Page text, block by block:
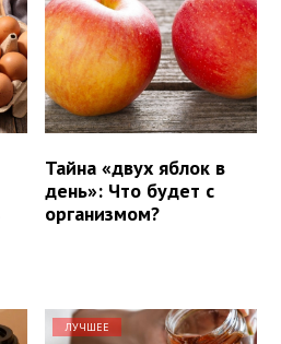
Тайна «двух яблок в
день»: Что будет с
организмом?
ЛУЧШЕЕ